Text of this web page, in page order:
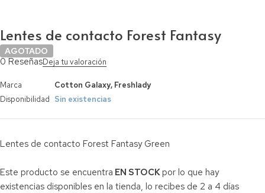
Lentes de contacto Forest Fantasy
AGOTADO
0 ReseñasDeja tu valoración
Marca Cotton Galaxy, Freshlady
Disponibilidad Sin existencias
Lentes de contacto Forest Fantasy Green
Este producto se encuentra EN STOCKpor lo que hay
existencias disponibles en la tienda, lo recibes de 2 a 4 días